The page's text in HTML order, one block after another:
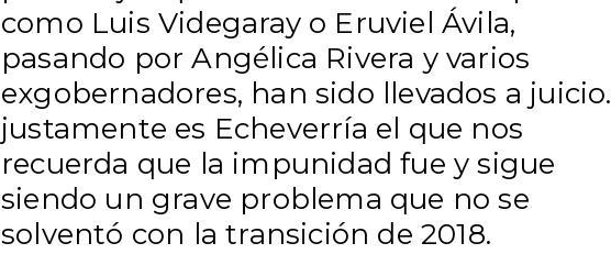
como Luis Videgaray o Eruviel Ávila,
pasando por Angélica Rivera y varios
exgobernadores, han sido llevados a
justamente es Echeverría el que nos
recuerda que la impunidad fue y sigue
siendo un grave problema que no se
solventó con la transición de 2018.